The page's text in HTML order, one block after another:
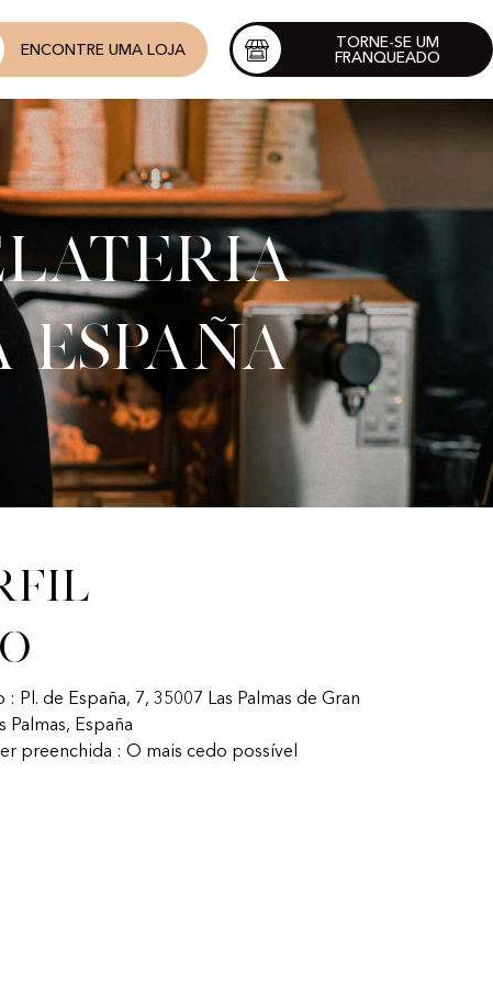
ENCONTRE UMA LOJA
TORNE-SE UM
FRANQUEADO
: Pl. de España, 7, 35007 Las Palmas de Gran
Palmas, España
preenchida : O mais cedo possível